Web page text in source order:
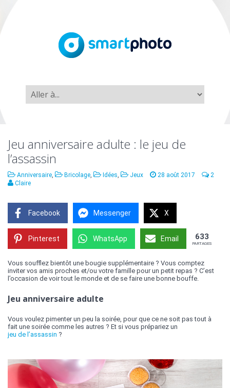
Jeu anniversaire adulte : le jeu de
l’assassin
Anniversaire, Bricolage, Idées, Jeux 28 août 2017
2
Claire
Facebook Messenger X
Pinterest WhatsApp Email 633
PARTAGES
Vous soufflez bientôt une bougie supplémentaire ? Vous comptez
inviter vos amis proches et/ou votre famille pour un petit repas ? C’est
l’occasion de voir tout le monde et de se faire une bonne bouffe.
Jeu anniversaire adulte
Vous voulez pimenter un peu la soirée, pour que ce ne soit pas tout à
fait une soirée comme les autres ? Et si vous prépariez un
jeu de l’assassin ?